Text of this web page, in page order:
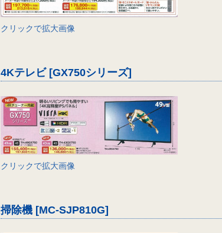
クリックで拡大画像
4Kテレビ [GX750シリーズ]
クリックで拡大画像
掃除機 [MC-SJP810G]